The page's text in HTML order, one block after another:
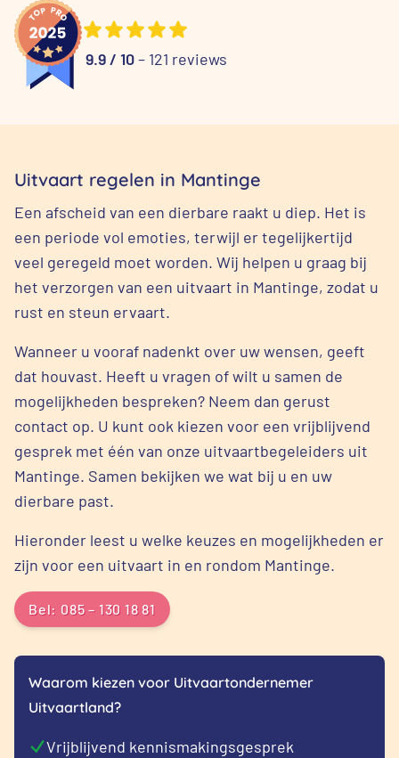
9.9 / 10– 121 reviews
Uitvaart regelen in Mantinge
Een afscheid van een dierbare raakt u diep. Het is
een periode vol emoties, terwijl er tegelijkertijd
veel geregeld moet worden. Wij helpen u graag bij
het verzorgen van een uitvaart in Mantinge, zodat u
rust en steun ervaart.
Wanneer u vooraf nadenkt over uw wensen, geeft
dat houvast. Heeft u vragen of wilt u samen de
mogelijkheden bespreken? Neem dan gerust
contact op. U kunt ook kiezen voor een vrijblijvend
gesprek met één van onze uitvaartbegeleiders uit
Mantinge. Samen bekijken we wat bij u en uw
dierbare past.
Hieronder leest u welke keuzes en mogelijkheden er
zijn voor een uitvaart in en rondom Mantinge.
Bel: 085 – 130 18 81
Waarom kiezen voor Uitvaartondernemer
Uitvaartland?
Vrijblijvend kennismakingsgesprek